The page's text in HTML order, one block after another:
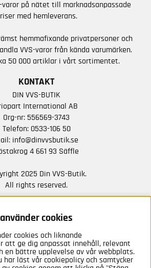
varor på nätet till marknadsanpassade
med hemleverans.
hemmafixande privatpersoner och
VVS-varor från kända varumärken.
50 000 artiklar i vårt sortimentet.
KONTAKT
DIN VVS-BUTIK
International AB
Org-nr: 556569-3743
Telefon: 0533-106 50
info@dinvvsbutik.se
4 661 93 Säffle
2025 Din VVS-Butik.
All rights reserved.
NYHETER FRÅN OSS
Anmäl mig
cookies
cookies och liknande
att ge dig anpassat innehåll, relevant
en bättre upplevelse av vår webbplats.
läst vår cookiepolicy och samtycker